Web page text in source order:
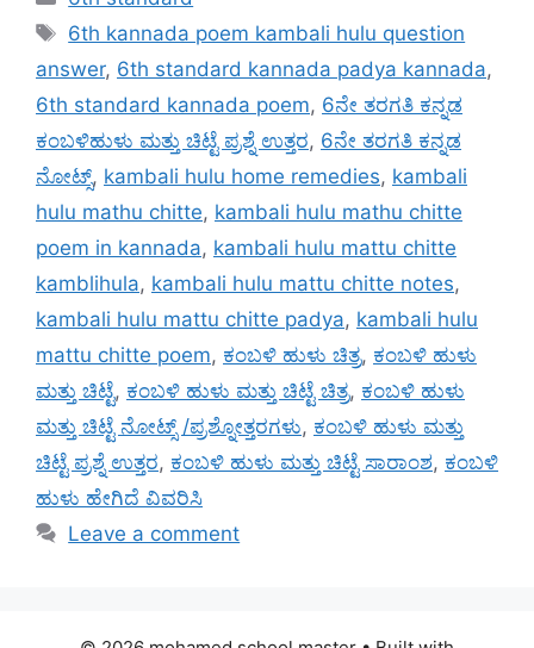
Tags
6th kannada poem kambali hulu question
answer, 6th standard kannada padya kannada,
6th standard kannada poem, 6ನೇ ತರಗತಿ ಕನ್ನಡ
ಕಂಬಳಿಹುಳು ಮತ್ತು ಚಿಟ್ಟೆ ಪ್ರಶ್ನೆ ಉತ್ತರ, 6ನೇ ತರಗತಿ ಕನ್ನಡ
ನೋಟ್ಸ್, kambali hulu home remedies, kambali
hulu mathu chitte, kambali hulu mathu chitte
poem in kannada, kambali hulu mattu chitte
kamblihula, kambali hulu mattu chitte notes,
kambali hulu mattu chitte padya, kambali hulu
mattu chitte poem, ಕಂಬಳಿ ಹುಳು ಚಿತ್ರ, ಕಂಬಳಿ ಹುಳು
ಮತ್ತು ಚಿಟ್ಟೆ, ಕಂಬಳಿ ಹುಳು ಮತ್ತು ಚಿಟ್ಟೆ ಚಿತ್ರ, ಕಂಬಳಿ ಹುಳು
ಮತ್ತು ಚಿಟ್ಟೆ ನೋಟ್ಸ್ /ಪ್ರಶ್ನೋತ್ತರಗಳು, ಕಂಬಳಿ ಹುಳು ಮತ್ತು
ಚಿಟ್ಟೆ ಪ್ರಶ್ನೆ ಉತ್ತರ, ಕಂಬಳಿ ಹುಳು ಮತ್ತು ಚಿಟ್ಟೆ ಸಾರಾಂಶ, ಕಂಬಳಿ
ಹುಳು ಹೇಗಿದೆ ವಿವರಿಸಿ
Leave a comment